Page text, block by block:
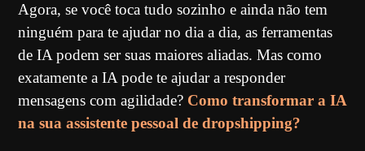
Agora, se você toca tudo sozinho e ainda não tem
ninguém para te ajudar no dia a dia, as ferramentas
de IA podem ser suas maiores aliadas. Mas como
exatamente a IA pode te ajudar a responder
mensagens com agilidade? Como transformar a IA
na sua assistente pessoal de dropshipping?